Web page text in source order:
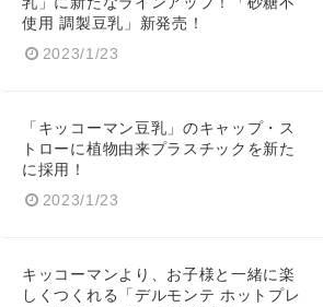
使用 調製豆乳」新発売！
2023/1/23
「キッコーマン豆乳」のキャップ・ス
トローに植物由来プラスチックを新た
に採用！
2023/1/23
キッコーマンより、お子様と一緒に楽
しくつくれる「デルモンテ ホットプレ